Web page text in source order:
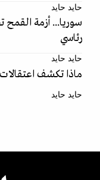
حايد حايد
سوريا... أزمة القمح
رئاسي
حايد حايد
ماذا تكشف
حايد حايد